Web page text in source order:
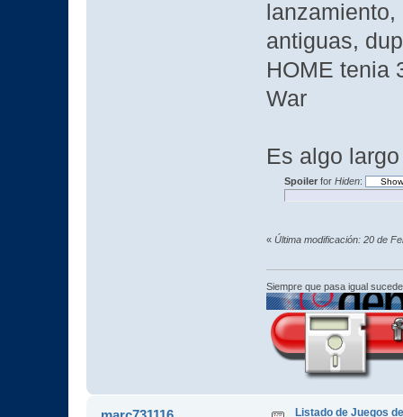
antiguas,
HOME tenia
War
Es algo largo
Spoilerfor Hiden:
« Última modificación: 20 de
Siempre que pasa igual
Listado de Juegos